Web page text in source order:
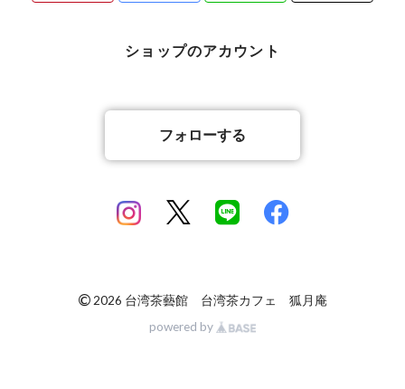
ショップのアカウント
フォローする
© 2026 台湾茶藝館 台湾茶カフェ 狐月庵
powered by